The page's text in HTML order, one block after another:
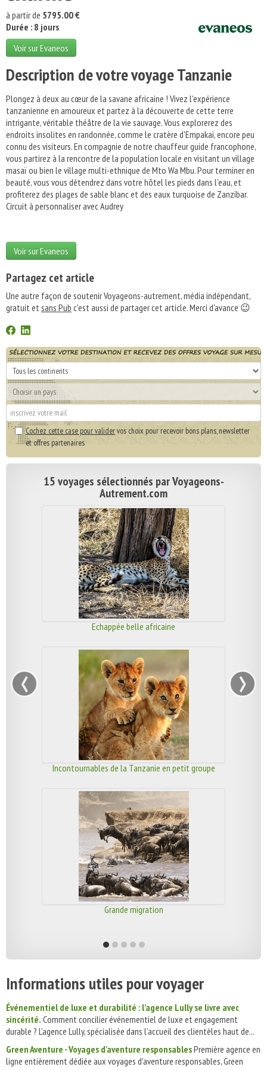
à partir de 5795.00 €
Durée : 8 jours
Voir sur Evaneos
Description de votre voyage Tanzanie
Plongez à deux au cœur de la savane africaine ! Vivez l'expérience
tanzanienne en amoureux et partez à la découverte de cette terre
intrigante, véritable théâtre de la vie sauvage. Vous explorerez des
endroits insolites en randonnée, comme le cratère d'Empakai, encore peu
connu des visiteurs. En compagnie de notre chauffeur guide francophone,
vous partirez à la rencontre de la population locale en visitant un village
masaï ou bien le village multi-ethnique de Mto Wa Mbu. Pour terminer en
beauté, vous vous détendrez dans votre hôtel les pieds dans l'eau, et
profiterez des plages de sable blanc et des eaux turquoise de Zanzibar.
Circuit à personnaliser avec Audrey
Voir sur Evaneos
Partagez cet article
Une autre façon de soutenir Voyageons-autrement, média indépendant,
gratuit etsans Pub c'est aussi de partager cet article. Merci d'avance 😉
Cochez cette case pour validervos choix pour recevoir bons plans, newsletter
et offres partenaires
15 voyages sélectionnés par Voyageons-
Autrement.com
Echappée belle africaine
Incontournables de la Tanzanie en petit groupe
Grande migration
‹ ›
Informations utiles pour voyager
Événementiel de luxe et durabilité : l’agence Lully se livre avec
sincérité. Comment concilier événementiel de luxe et engagement
durable ? L’agence Lully, spécialisée dans l’accueil des clientèles haut de...
Green Aventure - Voyages d'aventure responsablesPremière agence en
ligne entièrement dédiée aux voyages d'aventure responsables, Green